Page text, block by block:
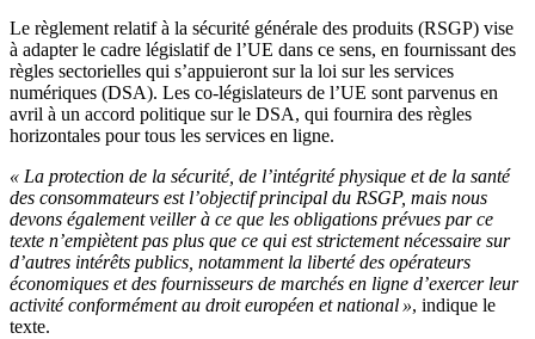
Le règlement relatif à la sécurité générale des produits (RSGP) vise
à adapter le cadre législatif de l’UE dans ce sens, en fournissant des
règles sectorielles qui s’appuieront sur la loi sur les services
numériques (DSA). Les co-législateurs de l’UE sont parvenus en
avril à un accord politique sur le DSA, qui fournira des règles
horizontales pour tous les services en ligne.
« La protection de la sécurité, de l’intégrité physique et de la santé
des consommateurs est l’objectif principal du RSGP, mais nous
devons également veiller à ce que les obligations prévues par ce
texte n’empiètent pas plus que ce qui est strictement nécessaire sur
d’autres intérêts publics, notamment la liberté des opérateurs
économiques et des fournisseurs de marchés en ligne d’exercer leur
activité conformément au droit européen et national », indique le
texte.